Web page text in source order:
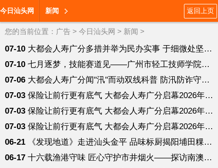
今日汕头网 新闻 返回上页
您的当前位置： 广告 > 今日汕头网 > 新闻 >
07-10 大都会人寿广分多措并举为民办实事 于细微处坚守金融为民初心
07-10 七月逐梦，技能赛道见——广州市轻工技师学院大学生技师班面试进
07-06 大都会人寿广分闻"汛"而动双线科普 防汛防诈守护消费者安心安稳
07-03 保险让前行更有底气 大都会人寿广分启幕2026年“7·8保险公众宣
07-03 保险让前行更有底气 大都会人寿广分启幕2026年“7·8保险公众宣
07-03 保险让前行更有底气 大都会人寿广分启幕2026年“7·8保险公众宣
06-21
《发现地道》走进汕头金平 品味标厨揭阳埔田粿条的市井本味
06-17 十六载渔港守味 匠心守护市井烟火——探访南澳岛聚游海鲜大排档